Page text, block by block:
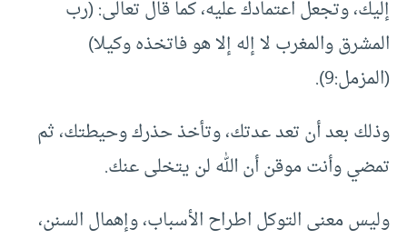
إليك، وتجعل اعتمادك عليه، كما قال تعالى: (رب
المشرق والمغرب لا إله إلا هو فاتخذه وكيلا)
(المزمل:9).
وذلك بعد أن تعد عدتك، وتأخذ حذرك وحيطتك، ثم
تمضي وأنت موقن أن الله لن يتخلى عنك.
وليس معنى التوكل اطراح الأسباب، وإهمال السنن،